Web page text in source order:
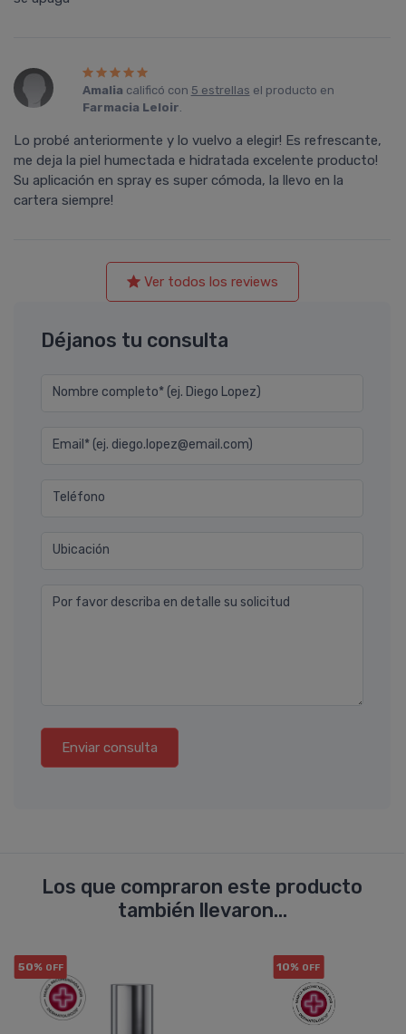
Amalia calificó con 5 estrellas el producto en
Farmacia Leloir.
Lo probé anteriormente y lo vuelvo a elegir! Es refrescante,
me deja la piel humectada e hidratada excelente producto!
Su aplicación en spray es super cómoda, la llevo en la
cartera siempre!
Ver todos los reviews
Déjanos tu consulta
Nombre completo* (ej. Diego Lopez)
Email* (ej. diego.lopez@email.com)
Teléfono
Ubicación
Por favor describa en detalle su solicitud
Enviar consulta
Los que compraron este producto
también llevaron...
50% OFF 10% OFF